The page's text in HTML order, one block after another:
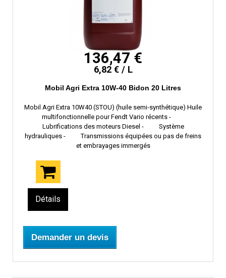
136,47 €
6,82 € / L
Mobil Agri Extra 10W-40 Bidon 20 Litres
Mobil Agri Extra 10W40 (STOU) (huile semi-synthétique) Huile
multifonctionnelle pour Fendt Vario récents -
Lubrifications des moteurs Diesel - Système
hydrauliques - Transmissions équipées ou pas de freins
et embrayages immergés
Détails
Demander un devis